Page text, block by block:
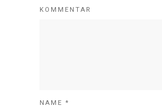
KOMMENTAR
NAME *